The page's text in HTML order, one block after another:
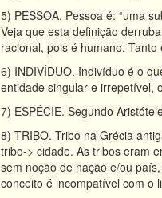
5) PESSOA. Pessoa é: “uma
Veja que esta definição
racional, pois é humano.
6) INDIVÍDUO. Indivíduo é o
entidade singular e irrepetível,
7) ESPÉCIE. Segundo
8) TRIBO. Tribo na Grécia
tribo-> cidade. As tribos eram
sem noção de nação e/ou
conceito é incompatível com o